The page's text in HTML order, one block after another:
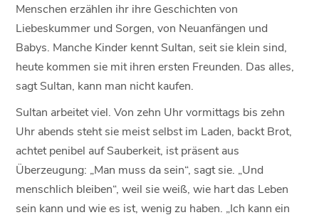
Menschen erzählen ihr ihre Geschichten von
Liebeskummer und Sorgen, von Neuanfängen und
Babys. Manche Kinder kennt Sultan, seit sie klein sind,
heute kommen sie mit ihren ersten Freunden. Das alles,
sagt Sultan, kann man nicht kaufen.
Sultan arbeitet viel. Von zehn Uhr vormittags bis zehn
Uhr abends steht sie meist selbst im Laden, backt Brot,
achtet penibel auf Sauberkeit, ist präsent aus
Überzeugung: „Man muss da sein“, sagt sie. „Und
menschlich bleiben“, weil sie weiß, wie hart das Leben
sein kann und wie es ist, wenig zu haben. „Ich kann ein